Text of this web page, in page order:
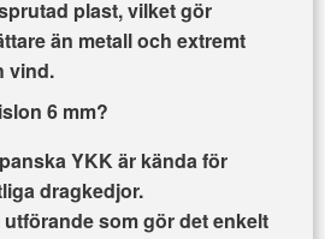
plast, vilket gör
än metall och extremt
vind.
6 mm?
YKK är kända för
dragkedjor.
utförande som gör det enkelt